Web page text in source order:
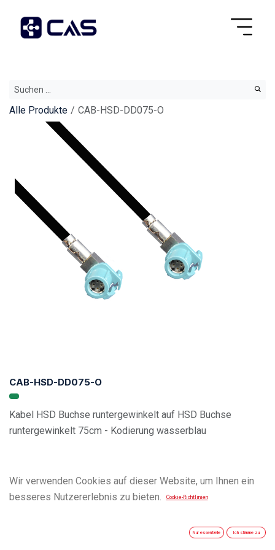
Alle Produkte CAB-HSD-DD075-O
CAB-HSD-DD075-O
Kabel HSD Buchse runtergewinkelt auf HSD Buchse
runtergewinkelt 75cm - Kodierung wasserblau
Wir verwenden Cookies auf dieser Website, um Ihnen ein
besseres Nutzererlebnis zu bieten.
Cookie-Richtlinien
Nur essentielle Ich stimme zu